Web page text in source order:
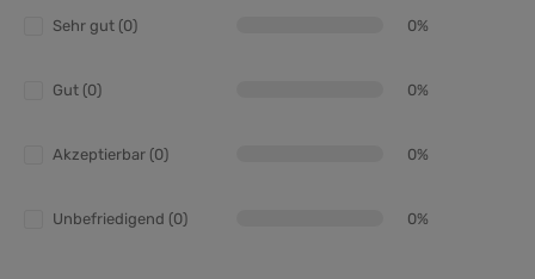
Sehr gut (0) 0%
Gut (0) 0%
Akzeptierbar (0) 0%
Unbefriedigend (0) 0%